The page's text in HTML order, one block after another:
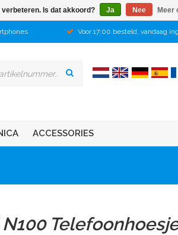
Voor 17:00 besteld, vandaag
ACCESSORIES
Is dat akkoord? Ja Nee Meer